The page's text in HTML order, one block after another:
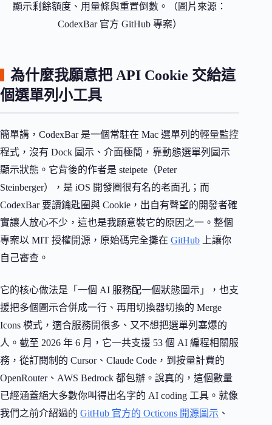
顯示剩餘額度、用量條與重置倒數。（圖片來源：
CodexBar 官方 GitHub 專案）
為什麼我願意把 API Cookie 交給這
個選單列小工具
簡單講，CodexBar 是一個常駐在 Mac 選單列的輕量監控
程式，沒有 Dock 圖示、介面極簡，靠動態選單列圖示
顯示狀態。它背後的作者是 steipete（Peter
Steinberger），是 iOS 開發圈很有名的老面孔；而
CodexBar 要讀鑰匙圈與 Cookie，出自有聲望的開發者確
實讓人放心不少，這也是我願意裝它的原因之一。整個
專案以 MIT 授權開源，原始碼完全攤在 GitHub 上讓你
自己審查。
它的核心做法是「一個 AI 服務配一個狀態圖示」，也支
援把多個圖示合併成一行、再用切換器切換的 Merge
Icons 模式，適合服務開很多、又不想把選單列塞爆的
人。截至 2026 年 6 月，它一共支援 53 個 AI 編程相關服
務，從訂閱制的 Cursor、Claude Code，到按量計費的
OpenRouter、AWS Bedrock 都包辦。說真的，這個數量
已經涵蓋絕大多數你叫得出名字的 AI coding 工具。就像
我們之前介紹過的 GitHub 官方的 Octicons 開源圖示 、